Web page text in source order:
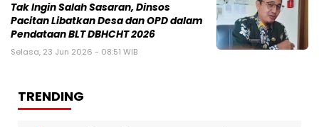
Tak Ingin Salah Sasaran, Dinsos
Pacitan Libatkan Desa dan OPD dalam
Pendataan BLT DBHCHT 2026
Selasa, 23 Jun 2026 - 08:51 WIB
TRENDING